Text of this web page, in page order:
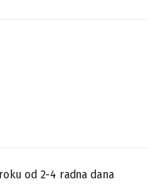
od 2-4 radna dana